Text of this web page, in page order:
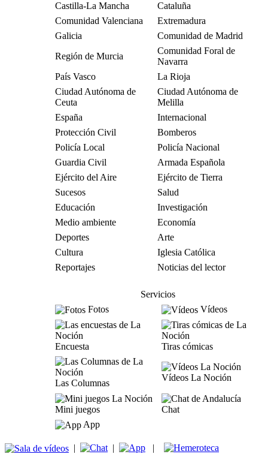
Castilla-La Mancha
Cataluña
Comunidad Valenciana
Extremadura
Galicia
Comunidad de Madrid
Región de Murcia
Comunidad Foral de
Navarra
País Vasco
La Rioja
Ciudad Autónoma de
Ceuta
Ciudad Autónoma de
Melilla
España
Internacional
Protección Civil
Bomberos
Policía Local
Policía Nacional
Guardia Civil
Armada Española
Ejército del Aire
Ejército de Tierra
Sucesos
Salud
Educación
Investigación
Medio ambiente
Economía
Deportes
Arte
Cultura
Iglesia Católica
Reportajes
Noticias del lector
Servicios
Fotos
Vídeos
Encuesta Tiras cómicas
Las Columnas
Vídeos La Noción
Mini juegos
Chat
App
| | |